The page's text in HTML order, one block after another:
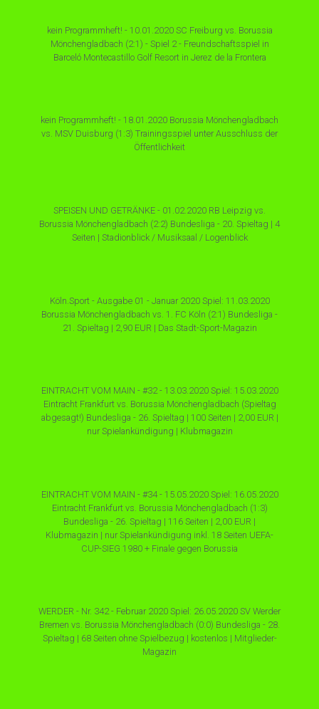
kein Programmheft! - 10.01.2020 SC Freiburg vs. Borussia
Mönchengladbach (2:1) - Spiel 2 - Freundschaftsspiel in
Barceló Montecastillo Golf Resort in Jerez de la Frontera
kein Programmheft! - 18.01.2020 Borussia Mönchengladbach
vs. MSV Duisburg (1:3) Trainingsspiel unter Ausschluss der
Öffentlichkeit
SPEISEN UND GETRÄNKE - 01.02.2020 RB Leipzig vs.
Borussia Mönchengladbach (2:2) Bundesliga - 20. Spieltag | 4
Seiten | Stadionblick / Musiksaal / Logenblick
Köln.Sport - Ausgabe 01 - Januar 2020 Spiel: 11.03.2020
Borussia Mönchengladbach vs. 1. FC Köln (2:1) Bundesliga -
21. Spieltag | 2,90 EUR | Das Stadt-Sport-Magazin
EINTRACHT VOM MAIN - #32 - 13.03.2020 Spiel: 15.03.2020
Eintracht Frankfurt vs. Borussia Mönchengladbach (Spieltag
abgesagt!) Bundesliga - 26. Spieltag | 100 Seiten | 2,00 EUR |
nur Spielankündigung | Klubmagazin
EINTRACHT VOM MAIN - #34 - 15.05.2020 Spiel: 16.05.2020
Eintracht Frankfurt vs. Borussia Mönchengladbach (1:3)
Bundesliga - 26. Spieltag | 116 Seiten | 2,00 EUR |
Klubmagazin | nur Spielankündigung inkl. 18 Seiten UEFA-
CUP-SIEG 1980 + Finale gegen Borussia
WERDER - Nr. 342 - Februar 2020 Spiel: 26.05.2020 SV Werder
Bremen vs. Borussia Mönchengladbach (0:0) Bundesliga - 28.
Spieltag | 68 Seiten ohne Spielbezug | kostenlos | Mitglieder-
Magazin